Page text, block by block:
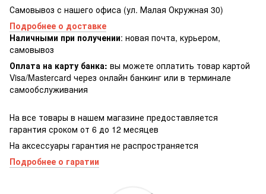
Самовывоз с нашего офиса (ул. Малая Окружная 30)
Подробнее о доставке
Наличными при получении: новая почта, курьером,
самовывоз
Оплата на карту банка: вы можете оплатить товар картой
Visa/Masterсard через онлайн банкинг или в терминале
самообслуживания
На все товары в нашем магазине предоставляется
гарантия сроком от 6 до 12 месяцев
На аксессуары гарантия не распространяется
Подробнее о гаратии